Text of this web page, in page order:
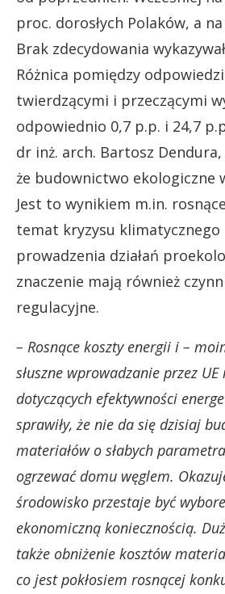
proc. dorosłych Polaków, a
Brak zdecydowania
Różnica pomiędzy
twierdzącymi i przeczącymi
odpowiednio 0,7 p.p. i 24,7
dr inż. arch. Bartosz
że budownictwo ekologiczne
Jest to wynikiem m.in.
temat kryzysu klimatycznego
prowadzenia działań
znaczenie mają również
regulacyjne.
– Rosnące koszty energii i –
słuszne wprowadzanie przez
dotyczących efektywności
sprawiły, że nie da się dzisiaj
materiałów o słabych
ogrzewać domu węglem.
środowisko przestaje być
ekonomiczną koniecznością.
także obniżenie kosztów
co jest pokłosiem rosnącej